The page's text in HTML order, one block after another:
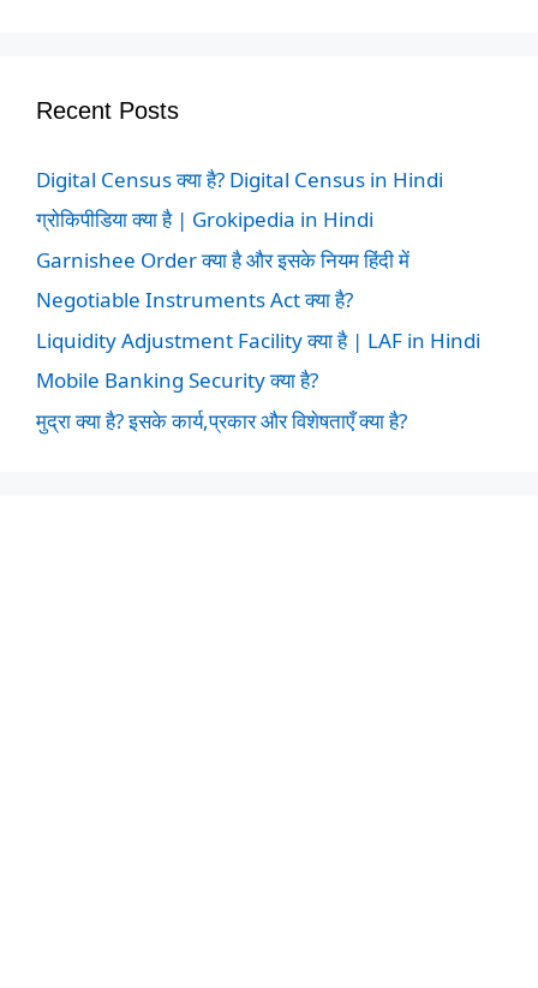
Recent Posts
Digital Census क्या है? Digital Census in Hindi
ग्रोकिपीडिया क्या है | Grokipedia in Hindi
Garnishee Order क्या है और इसके नियम हिंदी में
Negotiable Instruments Act क्या है?
Liquidity Adjustment Facility क्या है | LAF in Hindi
Mobile Banking Security क्या है?
मुद्रा क्या है? इसके कार्य,प्रकार और विशेषताएँ क्या है?